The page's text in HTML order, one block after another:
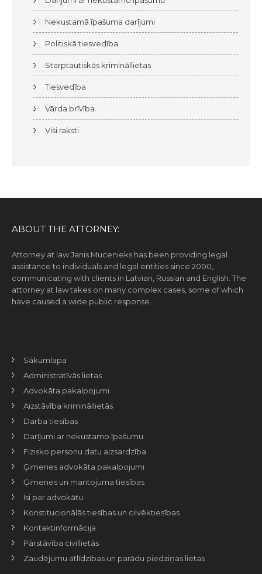
Nekustamā īpašuma darījumi
Politiskā tiesvedība
Starptautiskās krimināllietas
Tiesvedība
Vārda brīvība
Visi raksti
ABOUT THE ATTORNEY:
Attorney at law Janis Mucenieks has been providing legal
assistance to individuals and legal entities since 2000,
communicating with clients in Latvian, Russian and English. The
attorney at law takes on many complex cases, some of which
have caused a wide public response.
Sākumlapa
Administratīvās lietas
Advokāta pakalpojumi
Aizstāvība krimināllietās
Darba tiesības
Darījumi ar nekustamo īpašumu
Fizisko personu datu aizsardzība
Ģimenes advokāta pakalpojumi
Ģimenes un mantojuma tiesības
Īsi par advokātu
Konstitucionālās tiesības un cilvēktiesības
Kontaktinformācija
Pārstāvība civillietās
Zaudējumu atlīdzības un parādu piedziņas lietas